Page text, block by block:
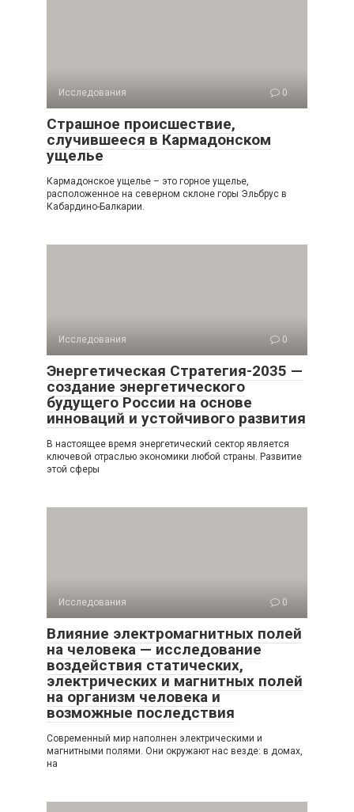
Исследования 0
Страшное происшествие,
случившееся в Кармадонском
ущелье
Кармадонское ущелье – это горное ущелье,
расположенное на северном склоне горы Эльбрус в
Кабардино-Балкарии.
Исследования 0
Энергетическая Стратегия-2035 —
создание энергетического
будущего России на основе
инноваций и устойчивого развития
В настоящее время энергетический сектор является
ключевой отраслью экономики любой страны. Развитие
этой сферы
Исследования 0
Влияние электромагнитных полей
на человека — исследование
воздействия статических,
электрических и магнитных полей
на организм человека и
возможные последствия
Современный мир наполнен электрическими и
магнитными полями. Они окружают нас везде: в домах,
на